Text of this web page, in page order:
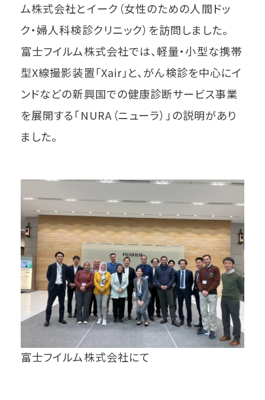
ム株式会社とイーク（女性のための人間ドッ
ク・婦人科検診クリニック）を訪問しました。
富士フイルム株式会社では、軽量・小型な携帯
型X線撮影装置「Xair」と、がん検診を中心にイ
ンドなどの新興国での健康診断サービス事業
を展開する「NURA（ニューラ）」の説明があり
ました。
富士フイルム株式会社にて